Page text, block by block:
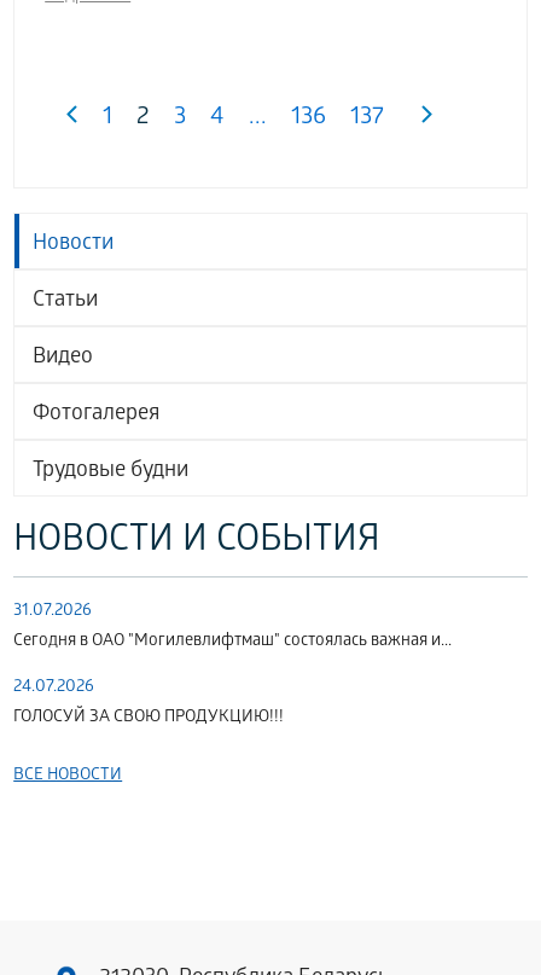
Новости
Статьи
Видео
Фотогалерея
Трудовые будни
НОВОСТИ И СОБЫТИЯ
31.07.2026
Сегодня в ОАО "Могилевлифтмаш" состоялась важная и...
24.07.2026
ГОЛОСУЙ ЗА СВОЮ ПРОДУКЦИЮ!!!
ВСЕ НОВОСТИ
1 2 3 4 ... 136 137